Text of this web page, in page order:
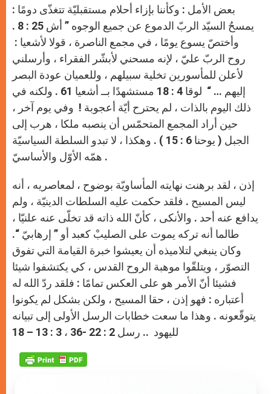
بعض الأمل : وكأننا بإزاء أحلام مستقبليّة تتغذّى دومًا :
يمسحُ السيّد الربّ الدموع عن جميع الوجوه ” أش 25 : 8 .
وأختصّ يسوع يومًا ، في مجمع الناصرة ، قولا لأشعيا :
روح الربّ عليّ ، لإنه مسحني لأبشّر الفقراء ، وأرسلني
لأعلن للمأسورين تخلية سبيلهم ، وللعميان عودة البصر
إليهم … “ لوقا 4 : 18 مستشهدًا بــ أشعيا 61 . ولكنه في
ذلك اليوم بالذات ، لم يحترح أيّة أعجوبة ! وفي يوم آخر ،
حين أراد المجمع المتحمّس أن ينصبه ملكا ، هرب إلى
الجبل ( يوحنا 6 : 15 ) . وهكذا ، لا تبدو السلطة السياسيّة
همّه الأوّل والأساسيّ .
إذن ، لقد برهنت نهايته المأساويّة بوضوح ، لمعاصريه ، أنه
ليس المسيح . فلقد حكمت عليه السلطات الدينيّة ، ولم
يدافع عنه أحد . والأنكى ، كأنّ الله ذاته قد تخلّى عنه علنيّا ،
طالما أنه تركه يموت على الصليبْ كعبد أو ” إرهابيّ “.
وكان ينبغي لتلاميذه أن يعيشوا خبرة القيامة التي تفوق
التصوّر ، ويتلقّوا موهبة الروح القدس ، كي يكتشفوا شيئا
فشيئا أنّ الأمر هو على العكس تمامًا : فلقد ردّ الله له
أعتباره : فهو إذن ، حقا المسيح ، ولكن بشكل لم يكونوا
يتوقّعونه . وهذا ما سعت خطابات الرسل الأولى إلى تبيانه
لليهود .. رسل 2 : 22 -36 ، 3 : 13 – 18